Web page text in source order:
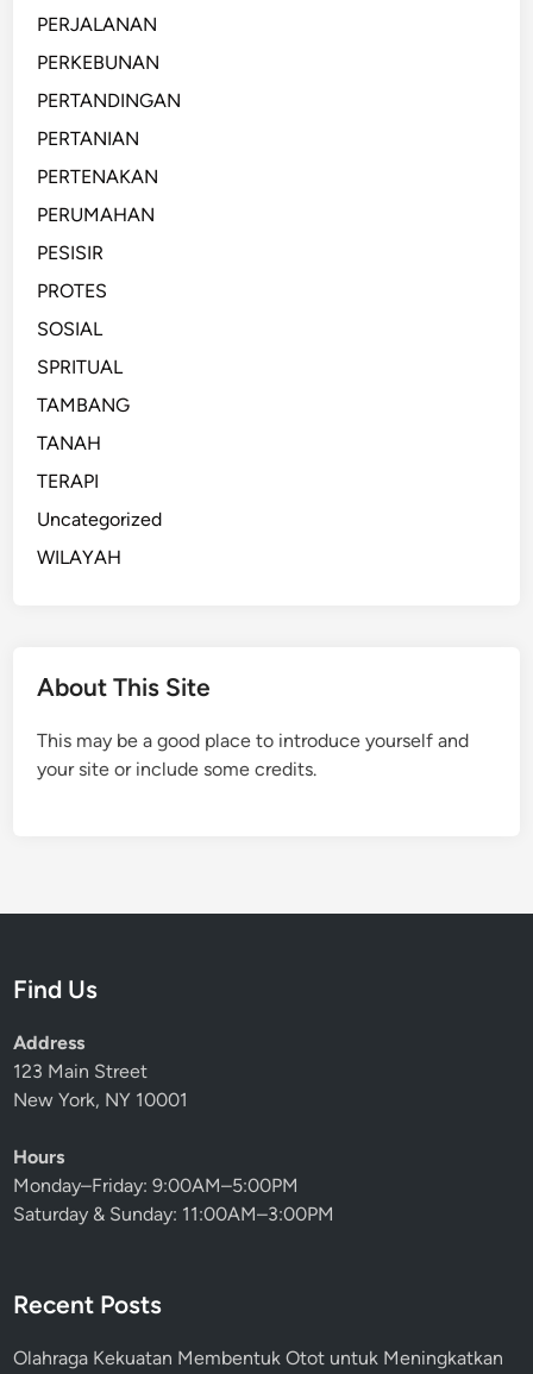
PERJALANAN
PERKEBUNAN
PERTANDINGAN
PERTANIAN
PERTENAKAN
PERUMAHAN
PESISIR
PROTES
SOSIAL
SPRITUAL
TAMBANG
TANAH
TERAPI
Uncategorized
WILAYAH
About This Site
This may be a good place to introduce yourself and
your site or include some credits.
Find Us
Address
123 Main Street
New York, NY 10001
Hours
Monday–Friday: 9:00AM–5:00PM
Saturday & Sunday: 11:00AM–3:00PM
Recent Posts
Olahraga Kekuatan Membentuk Otot untuk Meningkatkan